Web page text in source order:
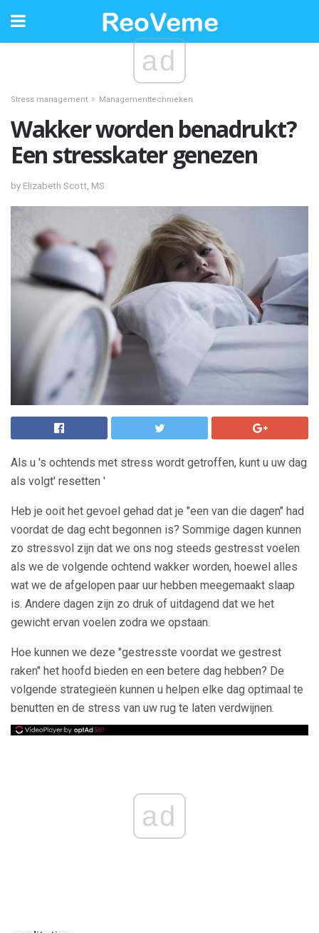
ad
Stress management Managementtechnieken
Wakker worden benadrukt?
Een stresskater genezen
by Elizabeth Scott, MS
Als u 's ochtends met stress wordt getroffen, kunt u uw dag
als volgt' resetten '
Heb je ooit het gevoel gehad dat je "een van die dagen" had
voordat de dag echt begonnen is? Sommige dagen kunnen
zo stressvol zijn dat we ons nog steeds gestresst voelen
als we de volgende ochtend wakker worden, hoewel alles
wat we de afgelopen paar uur hebben meegemaakt slaap
is. Andere dagen zijn zo druk of uitdagend dat we het
gewicht ervan voelen zodra we opstaan.
Hoe kunnen we deze "gestresste voordat we gestrest
raken" het hoofd bieden en een betere dag hebben? De
volgende strategieën kunnen u helpen elke dag optimaal te
benutten en de stress van uw rug te laten verdwijnen.
ad